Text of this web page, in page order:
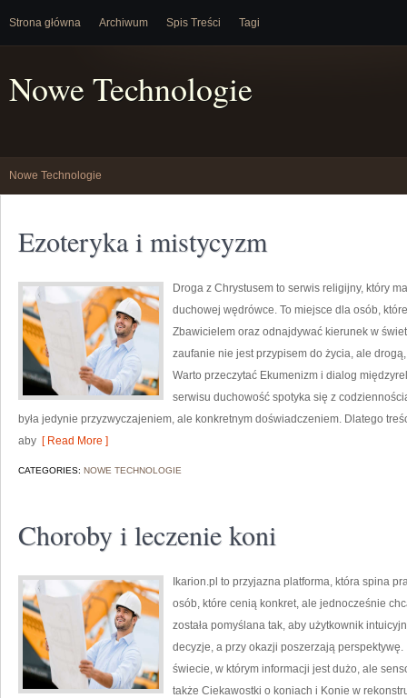
Strona główna Archiwum Spis Treści Tagi
Nowe Technologie
Nowe Technologie
Ezoteryka i mistycyzm
Droga z Chrystusem to serwis religijny, który
duchowej wędrówce. To miejsce dla osób,
Zbawicielem oraz odnajdywać kierunek w
zaufanie nie jest przypisem do życia, ale
Warto przeczytać Ekumenizm i dialog
serwisu duchowość spotyka się z
była jedynie przyzwyczajeniem, ale konkretnym doświadczeniem. Dlatego
aby [ Read More ]
CATEGORIES: NOWE TECHNOLOGIE
Choroby i leczenie koni
Ikarion.pl to przyjazna platforma, która spina
osób, które cenią konkret, ale jednocześnie
została pomyślana tak, aby użytkownik
decyzje, a przy okazji poszerzają
świecie, w którym informacji jest dużo, ale
także Ciekawostki o koniach i Konie w